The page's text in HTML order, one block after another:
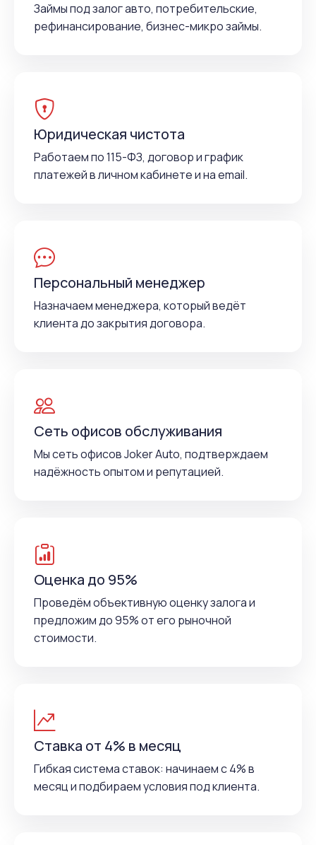
Займы под залог авто, потребительские,
рефинансирование, бизнес-микро займы.
Юридическая чистота
Работаем по 115-ФЗ, договор и график
платежей в личном кабинете и на email.
Персональный менеджер
Назначаем менеджера, который ведёт
клиента до закрытия договора.
Сеть офисов обслуживания
Мы сеть офисов Joker Auto, подтверждаем
надёжность опытом и репутацией.
Оценка до 95%
Проведём объективную оценку залога и
предложим до 95% от его рыночной
стоимости.
Ставка от 4% в месяц
Гибкая система ставок: начинаем с 4% в
месяц и подбираем условия под клиента.